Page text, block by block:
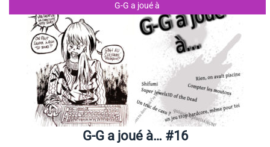
G-G a joué à
G-G a joué à… #16